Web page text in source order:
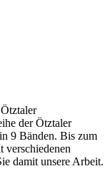
der Ötztaler
9 Bänden. Bis zum
verschiedenen
damit unsere Arbeit.